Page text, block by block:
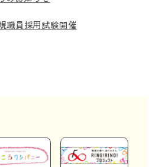
員採用試験開催